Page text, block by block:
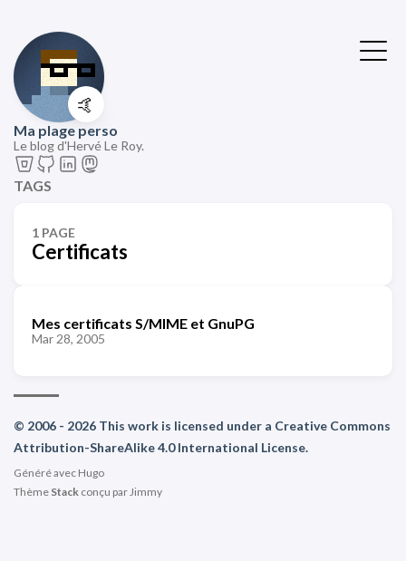
🤙
Ma plage perso
Le blog d'Hervé Le Roy.
TAGS
1 PAGE
Certificats
Mes certificats S/MIME et GnuPG
Mar 28, 2005
© 2006 - 2026 This work is licensed under a Creative Commons
Attribution-ShareAlike 4.0 International License.
Généré avec Hugo
Thème Stack conçu parJimmy